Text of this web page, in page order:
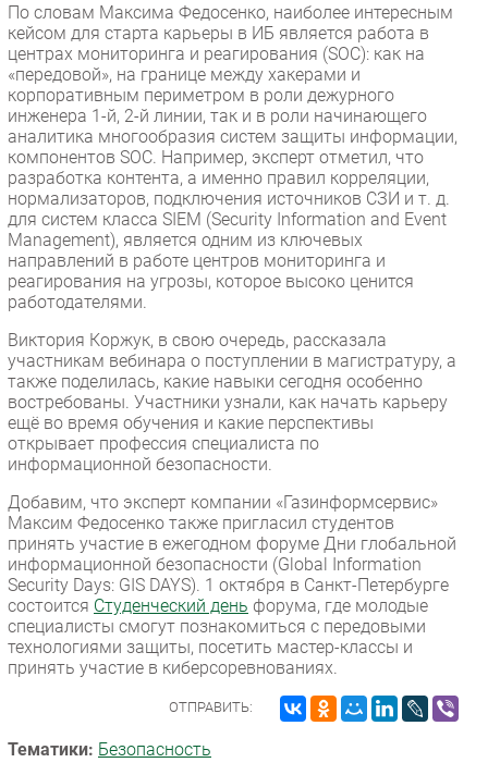
По словам Максима Федосенко, наиболее интересным
кейсом для старта карьеры в ИБ является работа в
центрах мониторинга и реагирования (SOC): как на
«передовой», на границе между хакерами и
корпоративным периметром в роли дежурного
инженера 1-й, 2-й линии, так и в роли начинающего
аналитика многообразия систем защиты информации,
компонентов SOC. Например, эксперт отметил, что
разработка контента, а именно правил корреляции,
нормализаторов, подключения источников СЗИ и т. д.
для систем класса SIEM (Security Information and Event
Management), является одним из ключевых
направлений в работе центров мониторинга и
реагирования на угрозы, которое высоко ценится
работодателями.
Виктория Коржук, в свою очередь, рассказала
участникам вебинара о поступлении в магистратуру, а
также поделилась, какие навыки сегодня особенно
востребованы. Участники узнали, как начать карьеру
ещё во время обучения и какие перспективы
открывает профессия специалиста по
информационной безопасности.
Добавим, что эксперт компании «Газинформсервис»
Максим Федосенко также пригласил студентов
принять участие в ежегодном форуме Дни глобальной
информационной безопасности (Global Information
Security Days: GIS DAYS). 1 октября в Санкт-Петербурге
состоится Студенческий день форума, где молодые
специалисты смогут познакомиться с передовыми
технологиями защиты, посетить мастер-классы и
принять участие в киберсоревнованиях.
ОТПРАВИТЬ:
Тематики: Безопасность